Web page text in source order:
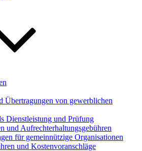
Übertragungen von gewerblichen
Dienstleistung und Prüfung
und Aufrechterhaltungsgebühren
für gemeinnützige Organisationen
und Kostenvoranschläge